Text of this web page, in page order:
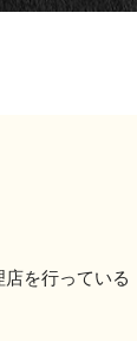
を行っている